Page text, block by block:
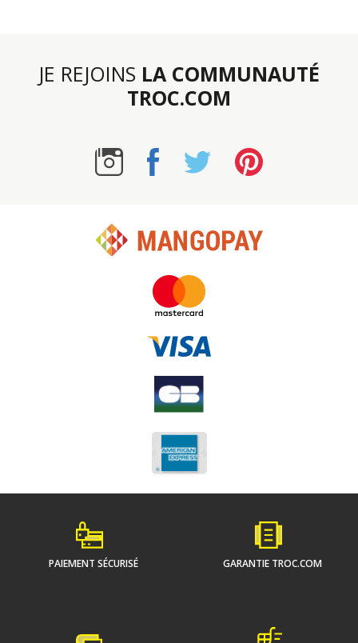
JE REJOINS LA COMMUNAUTÉ
TROC.COM
PAIEMENT SÉCURISÉ GARANTIE TROC.COM